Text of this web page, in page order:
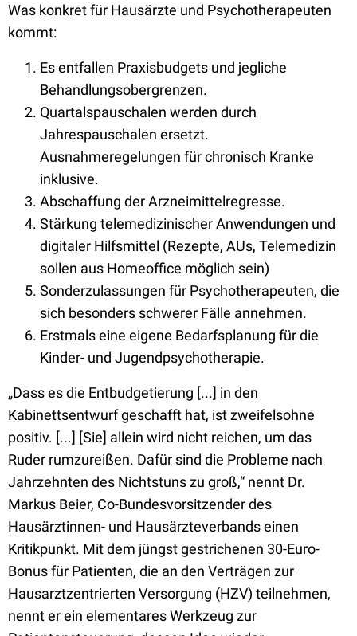
Was konkret für Hausärzte und Psychotherapeuten
kommt:
Es entfallen Praxisbudgets und jegliche
Behandlungsobergrenzen.
Quartalspauschalen werden durch
Jahrespauschalen ersetzt.
Ausnahmeregelungen für chronisch Kranke
inklusive.
Abschaffung der Arzneimittelregresse.
Stärkung telemedizinischer Anwendungen und
digitaler Hilfsmittel (Rezepte, AUs, Telemedizin
sollen aus Homeoffice möglich sein)
Sonderzulassungen für Psychotherapeuten, die
sich besonders schwerer Fälle annehmen.
Erstmals eine eigene Bedarfsplanung für die
Kinder- und Jugendpsychotherapie.
„Dass es die Entbudgetierung [...] in den
Kabinettsentwurf geschafft hat, ist zweifelsohne
positiv. [...] [Sie] allein wird nicht reichen, um das
Ruder rumzureißen. Dafür sind die Probleme nach
Jahrzehnten des Nichtstuns zu groß,“ nennt Dr.
Markus Beier, Co-Bundesvorsitzender des
Hausärztinnen- und Hausärzteverbands einen
Kritikpunkt. Mit dem jüngst gestrichenen 30-Euro-
Bonus für Patienten, die an den Verträgen zur
Hausarztzentrierten Versorgung (HZV) teilnehmen,
nennt er ein elementares Werkzeug zur